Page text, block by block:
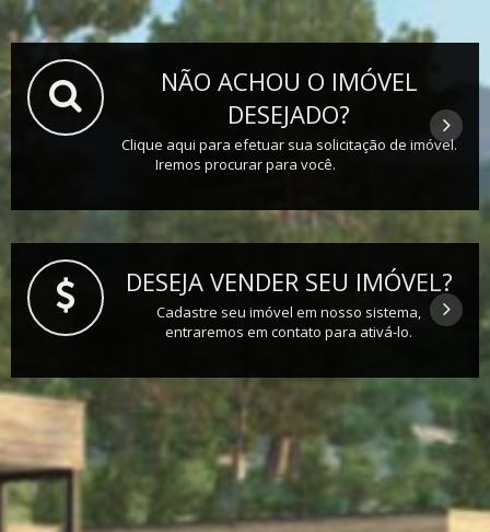
NÃO ACHOU O IMÓVEL
DESEJADO?
Clique aqui para efetuar sua solicitação de imóvel.
Iremos procurar para você.
DESEJA VENDER SEU IMÓVEL?
Cadastre seu imóvel em nosso sistema,
entraremos em contato para ativá-lo.